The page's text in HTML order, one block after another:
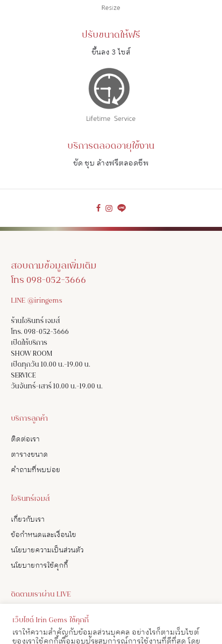
ปรับขนาดให้ฟรี
ขึ้นลง 3 ไซส์
บริการตลอดอายุใช้งาน
ขัด ชุบ ล้างฟรีตลอดชีพ
สอบถามข้อมูลเพิ่มเติม
โทร 098-052-3666
LINE @iringems
ร้านไอรินทร์ เจมส์
โทร. 098-052-3666
เปิดให้บริการ
SHOW ROOM
เปิดทุกวัน 10.00 น.-19.00 น.
SERVICE
วันจันทร์-เสาร์ 10.00 น.-19.00 น.
บริการลูกค้า
ติดต่อเรา
ตารางขนาด
คำถามที่พบบ่อย
ไอรินทร์เจมส์
เกี่ยวกับเรา
ข้อกำหนดและเงื่อนไข
นโยบายความเป็นส่วนตัว
นโยบายการใช้คุกกี้
ติดตามเราผ่าน LIVE
ดูอัปเดตสินค้า และ เลือกซื้อสินค้าผ่าน LIVE ของเราทาง Facebook
ได้
เว็บไซต์ Irin Gems ใช้คุกกี้
เราให้ความสำคัญกับข้อมูลส่วนบุคคล อย่างไรก็ตามเว็บไซต์
ของเราใช้คุกกี้เพื่อมอบประสบการณ์การใช้งานที่ดีที่สุด โดย